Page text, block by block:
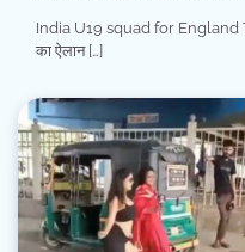
India U19 squad for England
का ऐलान […]